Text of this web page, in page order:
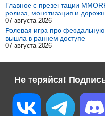
Главное с презентации
релиза, монетизация и
07 августа 2026
Ролевая игра про
вышла в раннем доступе
07 августа 2026
Не теряйся!